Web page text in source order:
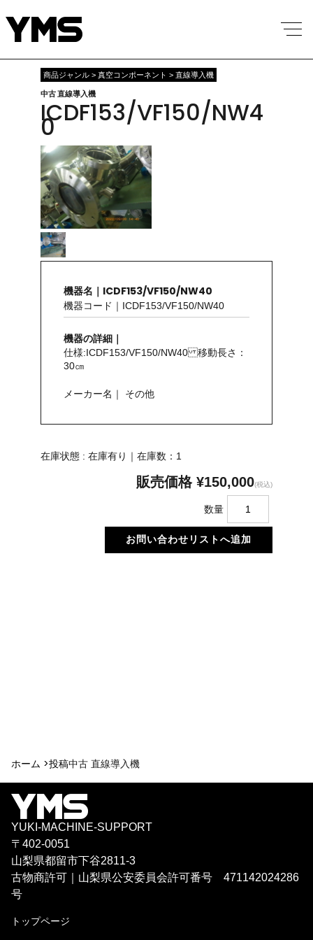
商品ジャンル > 真空コンポーネント > 直線導入機
中古 直線導入機
ICDF153/VF150/NW4
0
機器名｜ICDF153/VF150/NW40
機器コード｜ICDF153/VF150/NW40
機器の詳細｜
仕様:ICDF153/VF150/NW40 移動長さ：
30㎝
メーカー名｜ その他
在庫状態 : 在庫有り｜在庫数：1
販売価格 ¥150,000(税込)
数量
ホーム >投稿中古 直線導入機
YUKI-MACHINE-SUPPORT
〒402-0051
山梨県都留市下谷2811-3
古物商許可｜山梨県公安委員会許可番号 471142024286
号
トップページ